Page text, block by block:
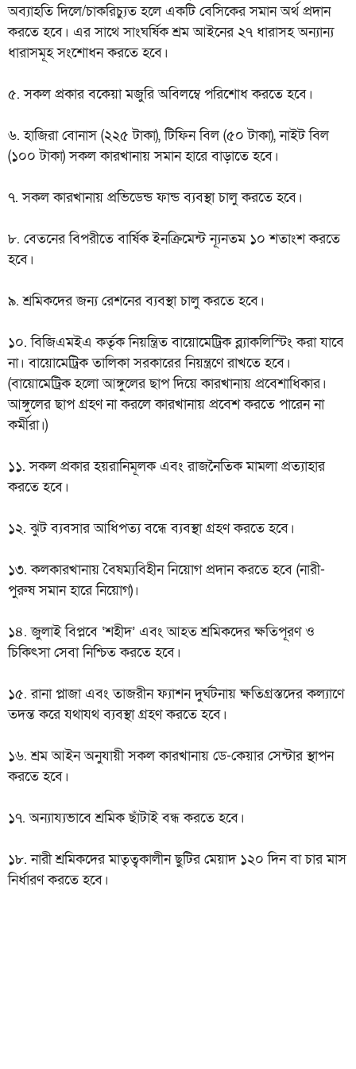
অব্যাহতি দিলে/চাকরিচ্যুত হলে একটি বেসিকের সমান অর্থ প্রদান
করতে হবে। এর সাথে সাংঘর্ষিক শ্রম আইনের ২৭ ধারাসহ অন্যান্য
ধারাসমূহ সংশোধন করতে হবে।
৫. সকল প্রকার বকেয়া মজুরি অবিলম্বে পরিশোধ করতে হবে।
৬. হাজিরা বোনাস (২২৫ টাকা), টিফিন বিল (৫০ টাকা), নাইট বিল
(১০০ টাকা) সকল কারখানায় সমান হারে বাড়াতে হবে।
৭. সকল কারখানায় প্রভিডেন্ড ফান্ড ব্যবস্থা চালু করতে হবে।
৮. বেতনের বিপরীতে বার্ষিক ইনক্রিমেন্ট ন্যূনতম ১০ শতাংশ করতে
হবে।
৯. শ্রমিকদের জন্য রেশনের ব্যবস্থা চালু করতে হবে।
১০. বিজিএমইএ কর্তৃক নিয়ন্ত্রিত বায়োমেট্রিক ব্ল্যাকলিস্টিং করা যাবে
না। বায়োমেট্রিক তালিকা সরকারের নিয়ন্ত্রণে রাখতে হবে।
(বায়োমেট্রিক হলো আঙ্গুলের ছাপ দিয়ে কারখানায় প্রবেশাধিকার।
আঙ্গুলের ছাপ গ্রহণ না করলে কারখানায় প্রবেশ করতে পারেন না
কর্মীরা।)
১১. সকল প্রকার হয়রানিমূলক এবং রাজনৈতিক মামলা প্রত্যাহার
করতে হবে।
১২. ঝুট ব্যবসার আধিপত্য বন্ধে ব্যবস্থা গ্রহণ করতে হবে।
১৩. কলকারখানায় বৈষম্যবিহীন নিয়োগ প্রদান করতে হবে (নারী-
পুরুষ সমান হারে নিয়োগ)।
১৪. জুলাই বিপ্লবে ‘শহীদ’ এবং আহত শ্রমিকদের ক্ষতিপূরণ ও
চিকিৎসা সেবা নিশ্চিত করতে হবে।
১৫. রানা প্লাজা এবং তাজরীন ফ্যাশন দুর্ঘটনায় ক্ষতিগ্রস্তদের কল্যাণে
তদন্ত করে যথাযথ ব্যবস্থা গ্রহণ করতে হবে।
১৬. শ্রম আইন অনুযায়ী সকল কারখানায় ডে-কেয়ার সেন্টার স্থাপন
করতে হবে।
১৭. অন্যায্যভাবে শ্রমিক ছাঁটাই বন্ধ করতে হবে।
১৮. নারী শ্রমিকদের মাতৃত্বকালীন ছুটির মেয়াদ ১২০ দিন বা চার মাস
নির্ধারণ করতে হবে।